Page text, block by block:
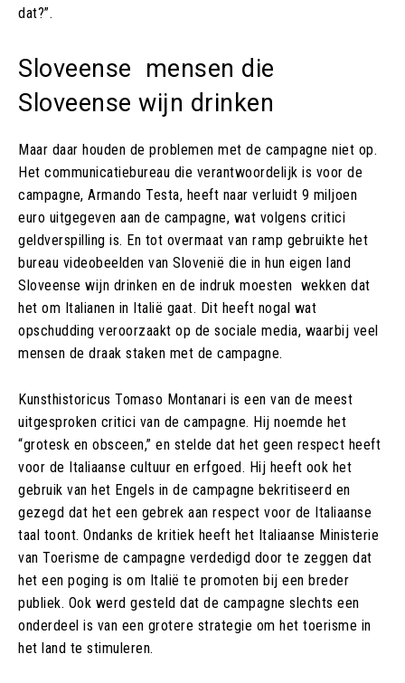
dat?”.
Sloveense mensen die
Sloveense wijn drinken
Maar daar houden de problemen met de campagne niet op.
Het communicatiebureau die verantwoordelijk is voor de
campagne, Armando Testa, heeft naar verluidt 9 miljoen
euro uitgegeven aan de campagne, wat volgens critici
geldverspilling is. En tot overmaat van ramp gebruikte het
bureau videobeelden van Slovenië die in hun eigen land
Sloveense wijn drinken en de indruk moesten wekken dat
het om Italianen in Italië gaat. Dit heeft nogal wat
opschudding veroorzaakt op de sociale media, waarbij veel
mensen de draak staken met de campagne.
Kunsthistoricus Tomaso Montanari is een van de meest
uitgesproken critici van de campagne. Hij noemde het
“grotesk en obsceen,” en stelde dat het geen respect heeft
voor de Italiaanse cultuur en erfgoed. Hij heeft ook het
gebruik van het Engels in de campagne bekritiseerd en
gezegd dat het een gebrek aan respect voor de Italiaanse
taal toont. Ondanks de kritiek heeft het Italiaanse Ministerie
van Toerisme de campagne verdedigd door te zeggen dat
het een poging is om Italië te promoten bij een breder
publiek. Ook werd gesteld dat de campagne slechts een
onderdeel is van een grotere strategie om het toerisme in
het land te stimuleren.